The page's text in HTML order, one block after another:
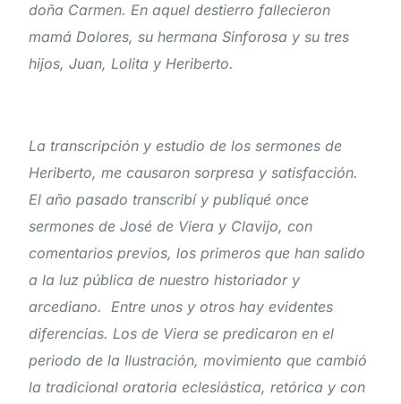
doña Carmen. En aquel destierro fallecieron
mamá Dolores, su hermana Sinforosa y su tres
hijos, Juan, Lolita y Heriberto.
La transcripción y estudio de los sermones de
Heriberto, me causaron sorpresa y satisfacción.
El año pasado transcribí y publiqué once
sermones de José de Viera y Clavijo, con
comentarios previos, los primeros que han salido
a la luz pública de nuestro historiador y
arcediano. Entre unos y otros hay evidentes
diferencias. Los de Viera se predicaron en el
periodo de la Ilustración, movimiento que cambió
la tradicional oratoria eclesiástica, retórica y con